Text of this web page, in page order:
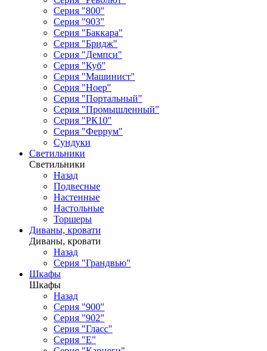
Серия "800"
Серия "903"
Серия "Баккара"
Серия "Бридж"
Серия "Демпси"
Серия "Куб"
Серия "Машинист"
Серия "Ноер"
Серия "Портальный"
Серия "Промышленный"
Серия "РК10"
Серия "Феррум"
Сундуки
Светильники
Светильники
Назад
Подвесные
Настенные
Настольные
Торшеры
Диваны, кровати
Диваны, кровати
Назад
Серия "Грандвью"
Шкафы
Шкафы
Назад
Серия "900"
Серия "902"
Серия "Гласс"
Серия "Е"